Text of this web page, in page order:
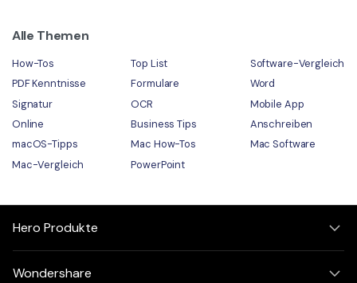
Alle Themen
How-Tos Top List
Software-Vergleich
PDF Kenntnisse
Formulare
Word
Signatur
OCR
Mobile App
Online
Business Tips
Anschreiben
macOS-Tipps
Mac How-Tos
Mac Software
Mac-Vergleich
PowerPoint
Hero Produkte
Wondershare